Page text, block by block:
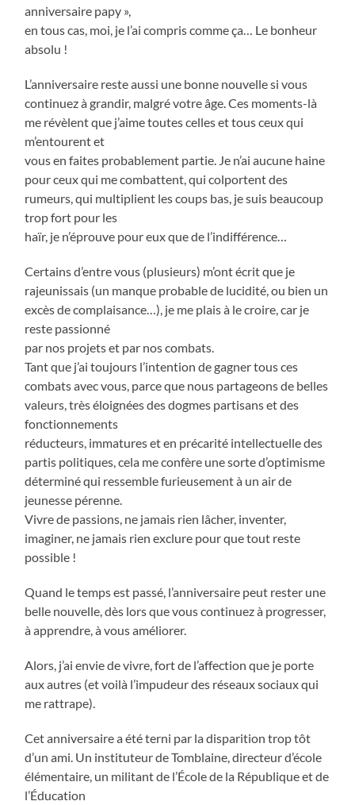
anniversaire papy »,
en tous cas, moi, je l’ai compris comme ça… Le bonheur
absolu !
L’anniversaire reste aussi une bonne nouvelle si vous
continuez à grandir, malgré votre âge. Ces moments-là
me révèlent que j’aime toutes celles et tous ceux qui
m’entourent et
vous en faites probablement partie. Je n’ai aucune haine
pour ceux qui me combattent, qui colportent des
rumeurs, qui multiplient les coups bas, je suis beaucoup
trop fort pour les
haïr, je n’éprouve pour eux que de l’indifférence…
Certains d’entre vous (plusieurs) m’ont écrit que je
rajeunissais (un manque probable de lucidité, ou bien un
excès de complaisance…), je me plais à le croire, car je
reste passionné
par nos projets et par nos combats.
Tant que j’ai toujours l’intention de gagner tous ces
combats avec vous, parce que nous partageons de belles
valeurs, très éloignées des dogmes partisans et des
fonctionnements
réducteurs, immatures et en précarité intellectuelle des
partis politiques, cela me confère une sorte d’optimisme
déterminé qui ressemble furieusement à un air de
jeunesse pérenne.
Vivre de passions, ne jamais rien lâcher, inventer,
imaginer, ne jamais rien exclure pour que tout reste
possible !
Quand le temps est passé, l’anniversaire peut rester une
belle nouvelle, dès lors que vous continuez à progresser,
à apprendre, à vous améliorer.
Alors, j’ai envie de vivre, fort de l’affection que je porte
aux autres (et voilà l’impudeur des réseaux sociaux qui
me rattrape).
Cet anniversaire a été terni par la disparition trop tôt
d’un ami. Un instituteur de Tomblaine, directeur d’école
élémentaire, un militant de l’École de la République et de
l’Éducation